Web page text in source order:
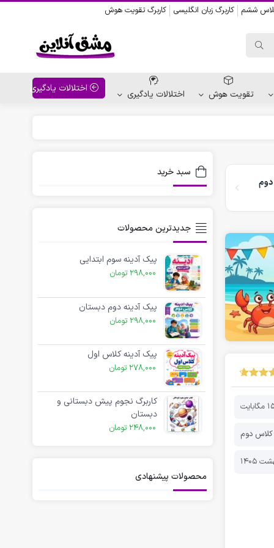
ششم کاربرگ زبان انگلیسی کاربرگ تقویت هوش
کاربرگ نقاشی نشانه ها
کاربرگ مناسبت ها
تقویت هوش اختلالات یادگیری اختلالات یادگیری
کلاس دوم
سبد خرید
جدیدترین محصولات
پیک آدینه سوم ابتدایی
298,000 تومان
پیک آدینه دوم دبستان
298,000 تومان
پیک آدینه کلاس اول
278,000 تومان
کاربرگ نجوم پیش دبستانی و
دبستان
248,000 تومان
محصولات پیشنهادی